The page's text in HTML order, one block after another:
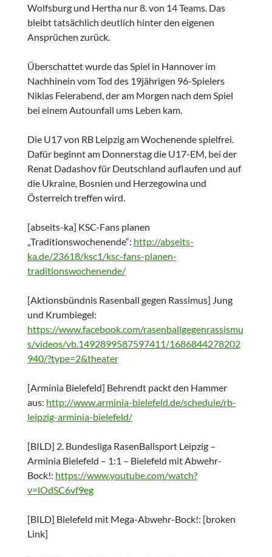
Wolfsburg und Hertha nur 8. von 14 Teams. Das
bleibt tatsächlich deutlich hinter den eigenen
Ansprüchen zurück.
Überschattet wurde das Spiel in Hannover im
Nachhinein vom Tod des 19jährigen 96-Spielers
Niklas Feierabend, der am Morgen nach dem Spiel
bei einem Autounfall ums Leben kam.
Die U17 von RB Leipzig am Wochenende spielfrei.
Dafür beginnt am Donnerstag die U17-EM, bei der
Renat Dadashov für Deutschland auflaufen und auf
die Ukraine, Bosnien und Herzegowina und
Österreich treffen wird.
[abseits-ka] KSC-Fans planen
„Traditionswochenende“: http://abseits-
ka.de/23618/ksc1/ksc-fans-planen-
traditionswochenende/
[Aktionsbündnis Rasenball gegen Rassimus] Jung
und Krumbiegel:
https://www.facebook.com/rasenballgegenrassismu
s/videos/vb.1492899587597411/1686844278202
940/?type=2&theater
[Arminia Bielefeld] Behrendt packt den Hammer
aus: http://www.arminia-bielefeld.de/schedule/rb-
leipzig-arminia-bielefeld/
[BILD] 2. Bundesliga RasenBallsport Leipzig –
Arminia Bielefeld – 1:1 – Bielefeld mit Abwehr-
Bock!: https://www.youtube.com/watch?
v=lOdSC6vf9eg
[BILD] Bielefeld mit Mega-Abwehr-Bock!: [broken
Link]